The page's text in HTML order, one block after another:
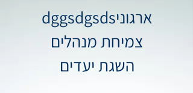
dggsdgsdsארגוני
צמיחת מנהלים
השגת יעדים